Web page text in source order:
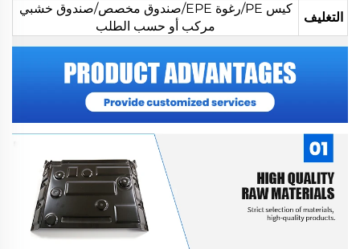
التغليف
كيس PE/رغوة EPE/صندوق مخصص/صندوق خشبي
مركب أو حسب الطلب